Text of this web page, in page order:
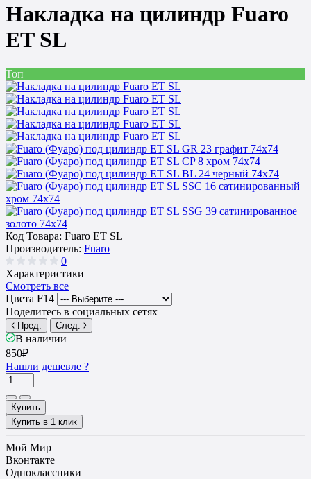
Накладка на цилиндр Fuaro
ET SL
Топ
Код Товара: Fuaro ET SL
Производитель: Fuaro
0
Характеристики
Смотреть все
Цвета F14
Поделитесь в социальных сетях
Пред. След.
В наличии
850₽
Нашли дешевле ?
Купить
Купить в 1 клик
Мой Мир
Вконтакте
Одноклассники